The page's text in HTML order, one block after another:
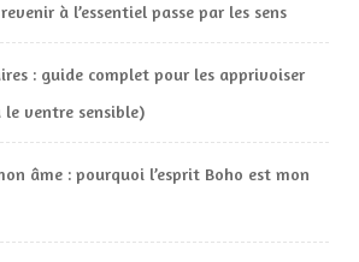
revenir à l’essentiel passe par les sens
: guide complet pour les apprivoiser
ventre sensible)
âme : pourquoi l’esprit Boho est mon